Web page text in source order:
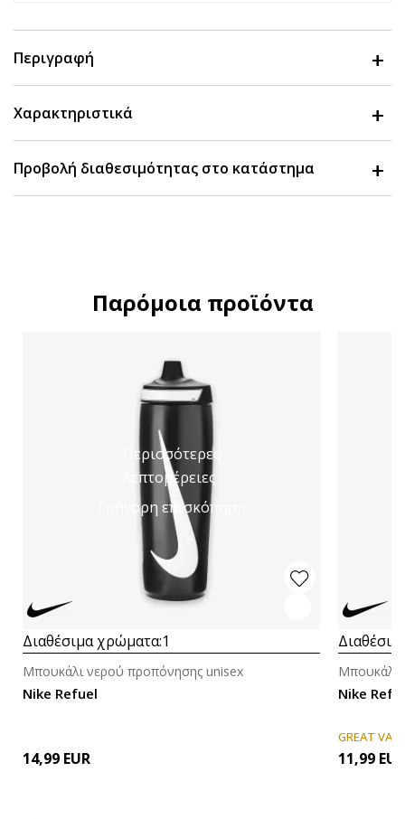
Περιγραφή
Χαρακτηριστικά
Προβολή διαθεσιμότητας στο κατάστημα
Παρόμοια προϊόντα
Περισσότερες
λεπτομέρειες
Γρήγορη επισκόπηση
Διαθέσιμα χρώματα:1
Nike Refuel
Μπουκάλι νερού προπόνησης unisex
14,99 EUR
Nike
Μπουκάλι
GREAT
11,99 EUR